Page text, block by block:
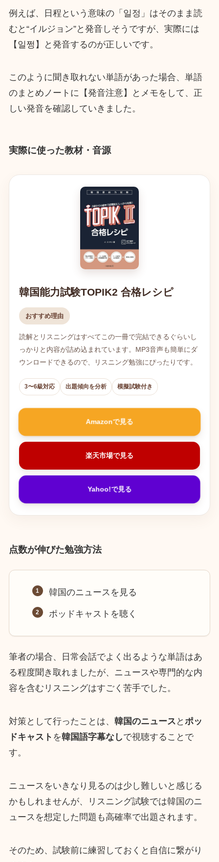
例えば、日程という意味の「일정」はそのまま読
むと“イルジョン”と発音しそうですが、実際には
【일쩡】と発音するのが正しいです。
このように聞き取れない単語があった場合、単語
のまとめノートに【発音注意】とメモをして、正
しい発音を確認していきました。
実際に使った教材・音源
韓国能力試験TOPIK2 合格レシピ
おすすめ理由
読解とリスニングはすべてこの一冊で完結できるぐらいし
っかりと内容が詰め込まれています。MP3音声も簡単にダ
ウンロードできるので、リスニング勉強にぴったりです。
3〜6級対応 出題傾向を分析 模擬試験付き
Amazonで見る
楽天市場で見る
Yahoo!で見る
点数が伸びた勉強方法
韓国のニュースを見る
ポッドキャストを聴く
筆者の場合、日常会話でよく出るような単語はあ
る程度聞き取れましたが、ニュースや専門的な内
容を含むリスニングはすごく苦手でした。
対策として行ったことは、 韓国のニュース と ポッ
ドキャスト を韓国語字幕なしで視聴することで
す。
ニュースをいきなり見るのは少し難しいと感じる
かもしれませんが、リスニング試験では韓国のニ
ュースを想定した問題も高確率で出題されます。
そのため、試験前に練習しておくと自信に繋がり